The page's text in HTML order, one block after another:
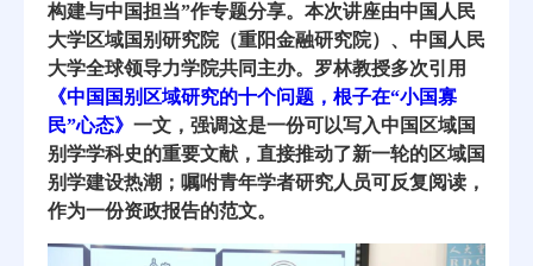
构建与中国担当”作专题分享。本次讲座由中国人民
大学区域国别研究院（重阳金融研究院）、中国人民
大学全球领导力学院共同主办。罗林教授多次引用
《中国国别区域研究的十个问题，根子在“小国寡
民”心态》 一文，强调这是一份可以写入中国区域国
别学学科史的重要文献，直接推动了新一轮的区域国
别学建设热潮；嘱咐青年学者研究人员可反复阅读，
作为一份资政报告的范文。